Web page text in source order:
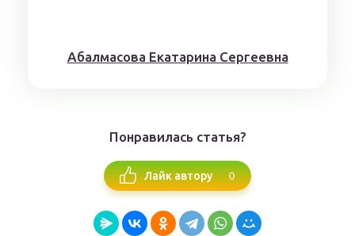
Aбaлмaсoвa Eкaтaринa Ceргeeвнa
Понравилась статья?
Лайк автору 0